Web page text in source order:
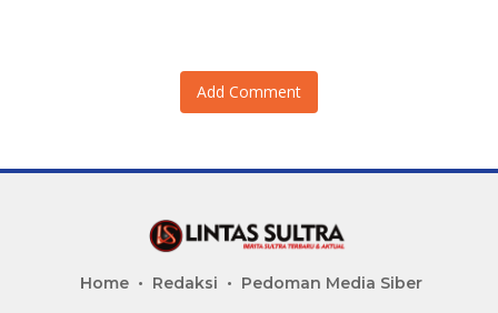
Add Comment
Home Redaksi Pedoman Media Siber